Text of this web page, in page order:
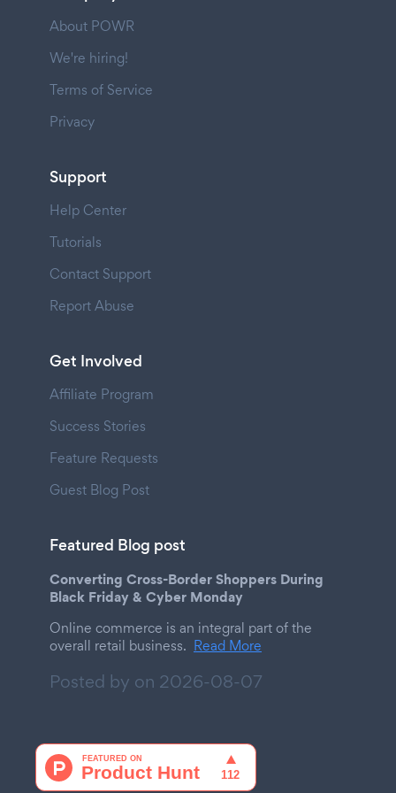
About POWR
We're hiring!
Terms of Service
Privacy
Support
Help Center
Tutorials
Contact Support
Report Abuse
Get Involved
Affiliate Program
Success Stories
Feature Requests
Guest Blog Post
Featured Blog post
Converting Cross-Border Shoppers During
Black Friday & Cyber Monday
Online commerce is an integral part of the
overall retail business. Read More
Posted by on 2026-08-07